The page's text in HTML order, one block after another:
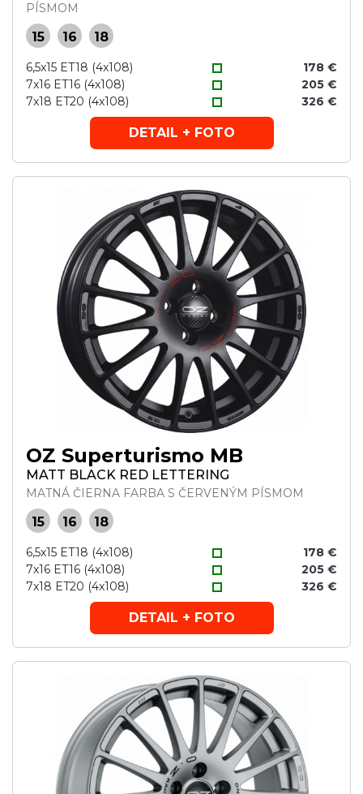
PÍSMOM
15 16 18
6,5x15 ET18 (4x108)
178 €
7x16 ET16 (4x108)
205 €
7x18 ET20 (4x108)
326 €
DETAIL + FOTO
OZ Superturismo MB
MATT BLACK RED LETTERING
MATNÁ ČIERNA FARBA S ČERVENÝM PÍSMOM
15 16 18
6,5x15 ET18 (4x108)
178 €
7x16 ET16 (4x108)
205 €
7x18 ET20 (4x108)
326 €
DETAIL + FOTO